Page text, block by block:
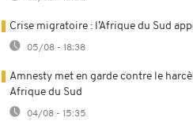
Crise migratoire : l’Afrique du Sud
05/08 - 18:38
Amnesty met en garde contre le
Afrique du Sud
04/08 - 15:35